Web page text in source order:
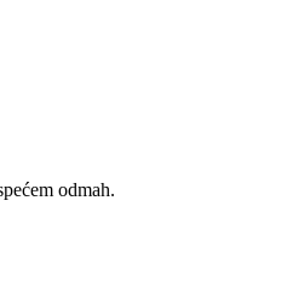
odmah.